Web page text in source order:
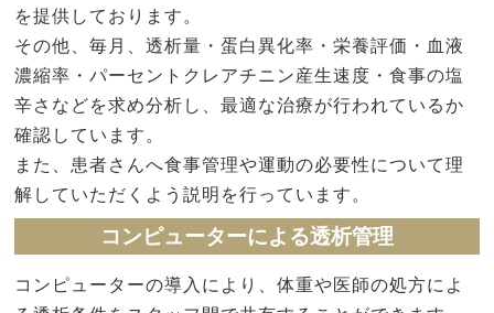
を提供しております。
その他、毎月、透析量・蛋白異化率・栄養評価・血液
濃縮率・パーセントクレアチニン産生速度・食事の塩
辛さなどを求め分析し、最適な治療が行われているか
確認しています。
また、患者さんへ食事管理や運動の必要性について理
解していただくよう説明を行っています。
コンピューターによる透析管理
コンピューターの導入により、体重や医師の処方によ